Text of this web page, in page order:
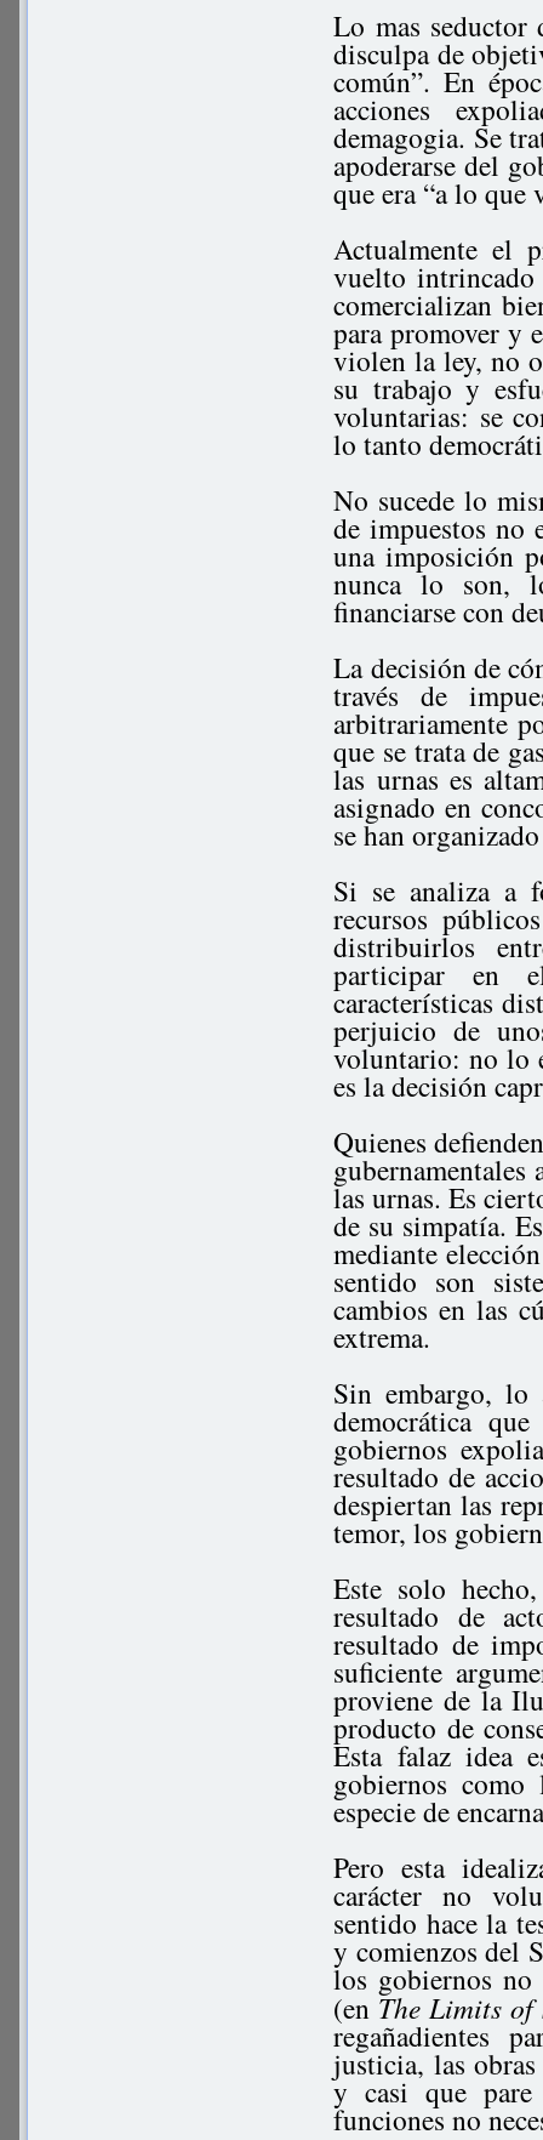
Lo mas seductor
disculpa de
común”. En
acciones
demagogia. Se
apoderarse del
que era “a lo
Actualmente el
vuelto
comercializan
para promover y
violen la ley, no
su trabajo y
voluntarias: se
lo tanto
No sucede lo
de impuestos no
una imposición
nunca lo son,
financiarse con
La decisión de
través de
arbitrariamente
que se trata de
las urnas es
asignado en
se han
Si se analiza a
recursos
distribuirlos
participar en
características
perjuicio de
voluntario: no lo
es la decisión
Quienes
gubernamentales
las urnas. Es
de su simpatía.
mediante
sentido son
cambios en las
extrema.
Sin embargo,
democrática
gobiernos
resultado de
despiertan las
temor, los
Este solo
resultado de
resultado de
suficiente
proviene de la
producto de
Esta falaz idea
gobiernos como
especie de
Pero esta
carácter no
sentido hace la
y comienzos del
los gobiernos no
(en The Limits of
regañadientes
justicia, las
y casi que pare
funciones no